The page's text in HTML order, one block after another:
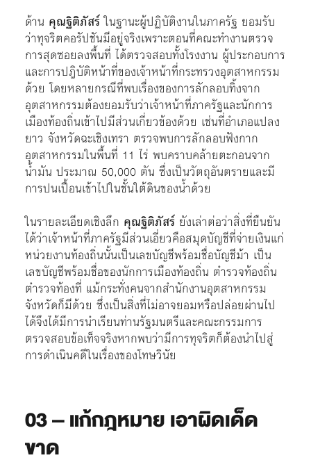
ด้าน คุณฐิติภัสร์ในฐานะผู้ปฏิบัติงานในภาครัฐ ยอมรับ
ว่าทุจริตคอรัปชันมีอยู่จริงเพราะตอนที่คณะทำงานตรวจ
การสุดซอยลงพื้นที่ ได้ตรวจสอบทั้งโรงงาน ผู้ประกอบการ
และการปฎิบัติหน้าที่ของเจ้าหน้าที่กระทรวงอุตสาหกรรม
ด้วย โดยหลายกรณีที่พบเรื่องของการลักลอบทิ้งจาก
อุตสาหกรรมต้องยอมรับว่าเจ้าหน้าที่ภาครัฐและนักการ
เมืองท้องถิ่นเข้าไปมีส่วนเกี่ยวข้องด้วย เช่นที่อำเภอแปลง
ยาว จังหวัดฉะเชิงเทรา ตรวจพบการลักลอบฟังกาก
อุตสาหกรรมในพื้นที่ 11 ไร่ พบคราบคล้ายตะกอนจาก
น้ำมัน ประมาณ 50,000 ตัน ซึ่งเป็นวัตถุอันตรายและมี
การปนเปื้อนเข้าไปในชั้นใต้ดินของน้ำด้วย
ในรายละเอียดเชิงลึก คุณฐิติภัสร์ยังเล่าต่อว่าสิ่งที่ยืนยัน
ได้ว่าเจ้าหน้าที่ภาครัฐมีส่วนเอี่ยวคือสมุดบัญชีที่จ่ายเงินแก่
หน่วยงานท้องถิ่นนั้นเป็นเลขบัญชีพร้อมชื่อบัญชีม้า เป็น
เลขบัญชีพร้อมชื่อของนักการเมืองท้องถิ่น ตำรวจท้องถิ่น
ตำรวจท้องที่ แม้กระทั่งคนจากสำนักงานอุตสาหกรรม
จังหวัดก็มีด้วย ซึ่งเป็นสิ่งที่ไม่อาจยอมหรือปล่อยผ่านไป
ได้จึงได้มีการนำเรียนท่านรัฐมนตรีและคณะกรรมการ
ตรวจสอบข้อเท็จจริงหากพบว่ามีการทุจริตก็ต้องนำไปสู่
การดำเนินคดีในเรื่องของโทษวินัย
03 – แก้กฎหมาย เอาผิดเด็ด
ขาด